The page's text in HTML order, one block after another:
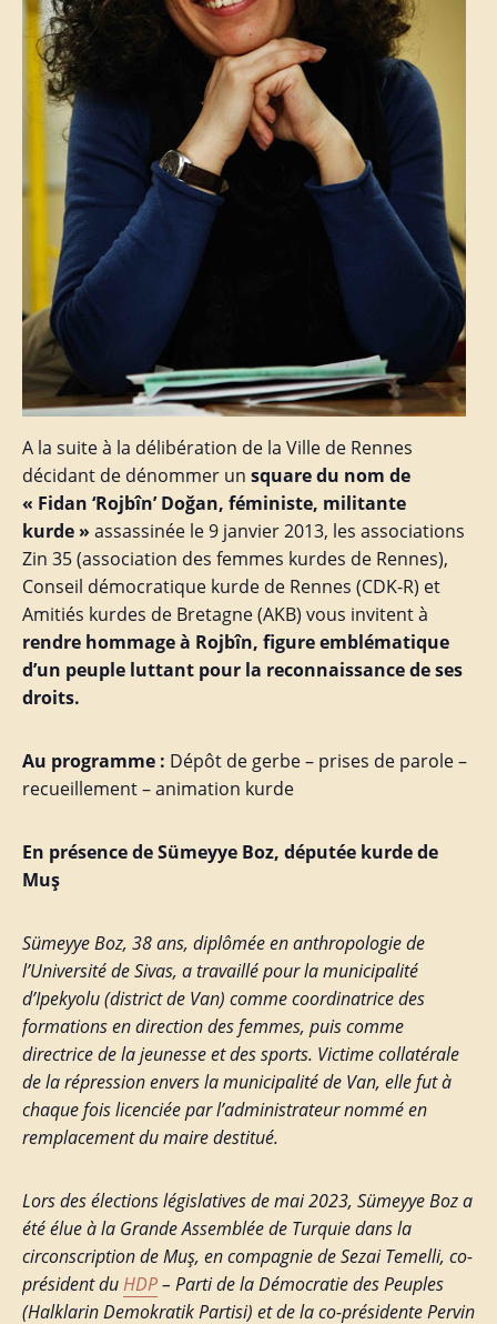
A la suite à la délibération de la Ville de Rennes
décidant de dénommer un square du nom de
« Fidan ‘Rojbîn’ Doğan, féministe, militante
kurde » assassinée le 9 janvier 2013, les associations
Zin 35 (association des femmes kurdes de Rennes),
Conseil démocratique kurde de Rennes (CDK-R) et
Amitiés kurdes de Bretagne (AKB) vous invitent à
rendre hommage à Rojbîn, figure emblématique
d’un peuple luttant pour la reconnaissance de ses
droits.
Au programme : Dépôt de gerbe – prises de parole –
recueillement – animation kurde
En présence de Sümeyye Boz, députée kurde de
Muş
Sümeyye Boz, 38 ans, diplômée en anthropologie de
l’Université de Sivas, a travaillé pour la municipalité
d’Ipekyolu (district de Van) comme coordinatrice des
formations en direction des femmes, puis comme
directrice de la jeunesse et des sports. Victime collatérale
de la répression envers la municipalité de Van, elle fut à
chaque fois licenciée par l’administrateur nommé en
remplacement du maire destitué.
Lors des élections législatives de mai 2023, Sümeyye Boz a
été élue à la Grande Assemblée de Turquie dans la
circonscription de Muş, en compagnie de Sezai Temelli, co-
président duHDP– Parti de la Démocratie des Peuples
(Halklarin Demokratik Partisi) et de la co-présidente Pervin